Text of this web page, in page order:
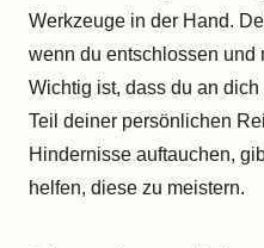
Werkzeuge in der Hand.
wenn du entschlossen und
Wichtig ist, dass du an
Teil deiner persönlichen
Hindernisse auftauchen,
helfen, diese zu meistern.